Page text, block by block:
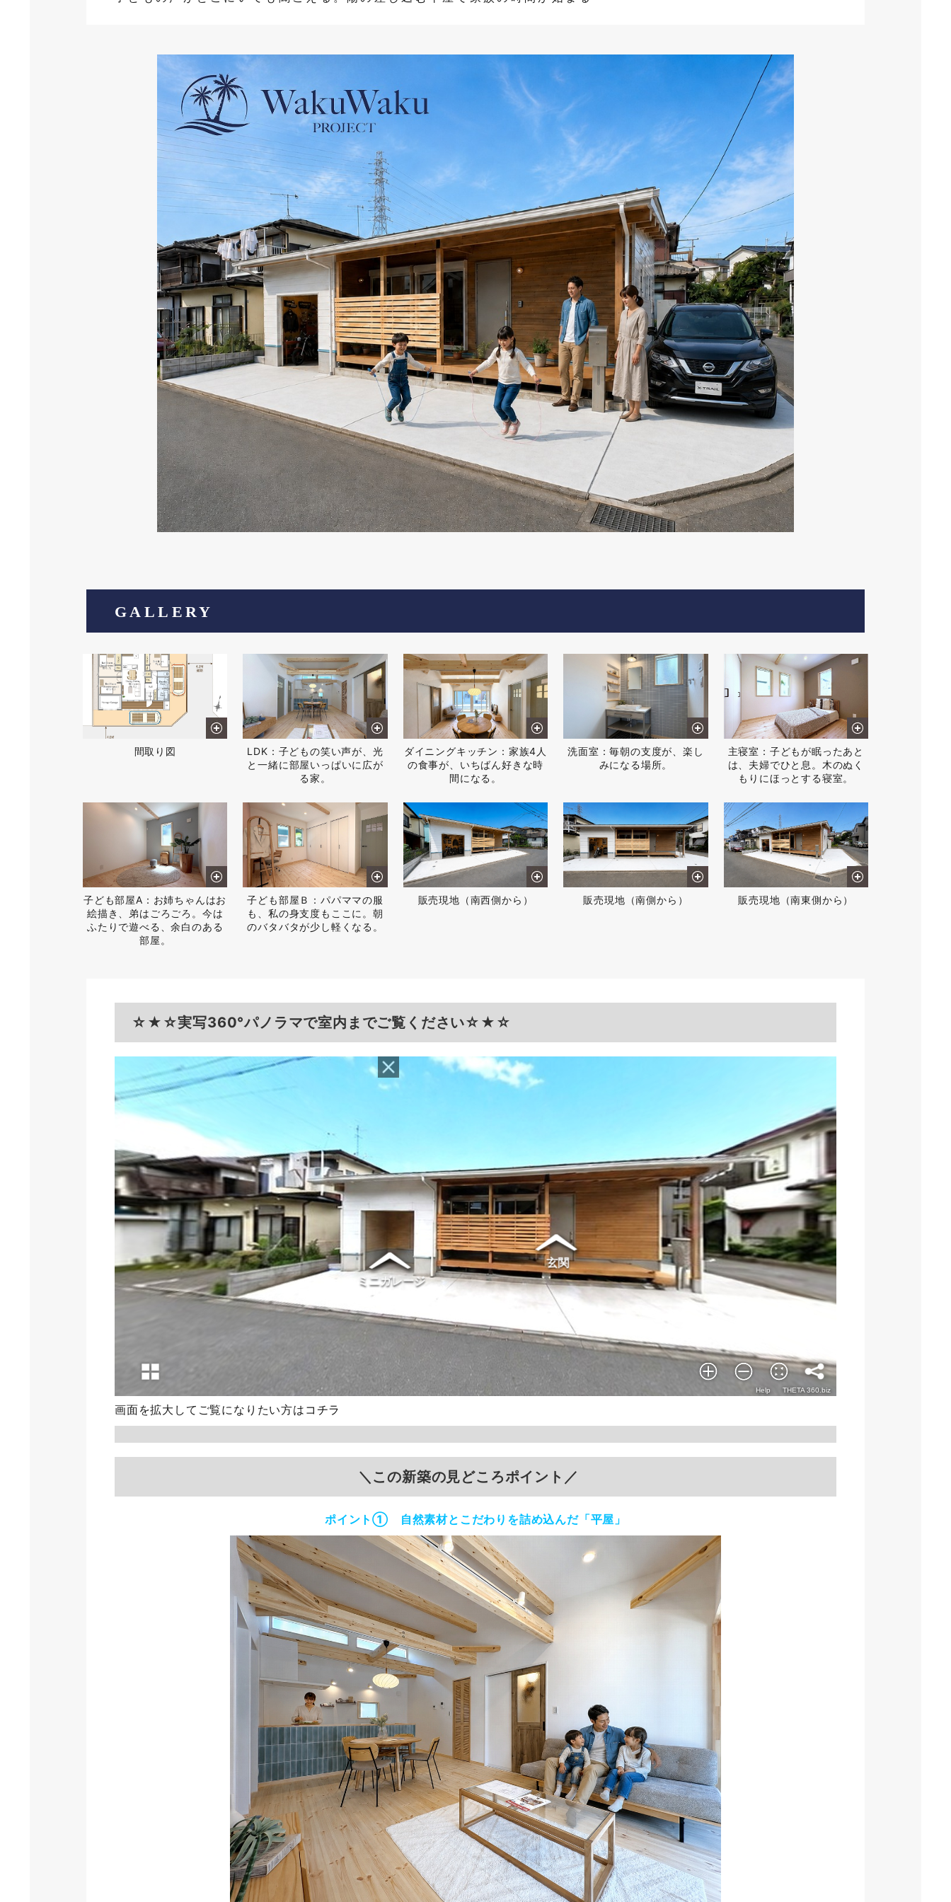
GALLERY
間取り図
LDK：子どもの笑い声が、光
と一緒に部屋いっぱいに広が
る家。
ダイニングキッチン：家族4人
の食事が、いちばん好きな時
間になる。
洗面室：毎朝の支度が、楽し
みになる場所。
主寝室：子どもが眠ったあと
は、夫婦でひと息。木のぬく
もりにほっとする寝室。
子ども部屋A：お姉ちゃんはお
絵描き、弟はごろごろ。今は
ふたりで遊べる、余白のある
部屋。
子ども部屋Ｂ：パパママの服
も、私の身支度もここに。朝
のバタバタが少し軽くなる。
販売現地（南西側から） 販売現地（南側から） 販売現地（南東側から）
☆★☆実写360°パノラマで室内までご覧ください☆★☆
画面を拡大してご覧になりたい方は コチラ
＼この新築の見どころポイント／
ポイント① 自然素材とこだわりを詰め込んだ「平屋」